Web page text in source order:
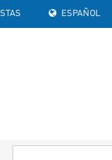
ESPAÑOL